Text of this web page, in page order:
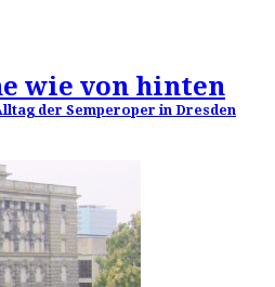
wie von hinten
der Semperoper in Dresden